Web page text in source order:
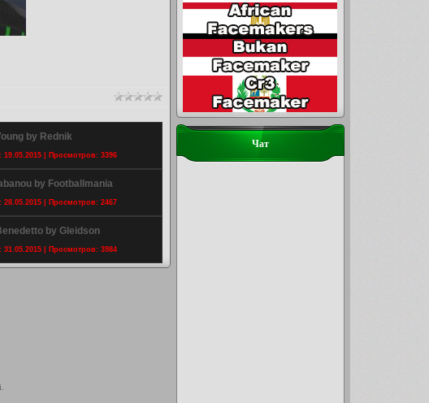
by Rednik
19.05.2015 | Просмотров: 3396
by Footballmania
28.05.2015 | Просмотров: 2467
by Gleidson
31.05.2015 | Просмотров: 3984
Чат